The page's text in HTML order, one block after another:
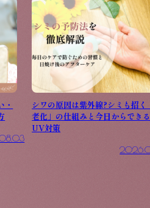
・
シワの原因は紫外線?シミも招く
老化」の仕組みと今日からできる
UV対策